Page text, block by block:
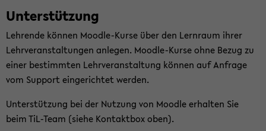
Un­ter­stüt­zung
Leh­ren­de kön­nen Moodle-​Kurse über den Lern­raum ihrer
Lehr­ver­an­stal­tun­gen an­le­gen. Moodle-​Kurse ohne Bezug zu
einer be­stimm­ten Lehr­ver­an­stal­tung kön­nen auf An­fra­ge
vom Sup­port ein­ge­rich­tet wer­den.
Un­ter­stüt­zung bei der Nut­zung von Mood­le er­hal­ten Sie
beim TiL-​Team (siehe Kon­takt­box oben).